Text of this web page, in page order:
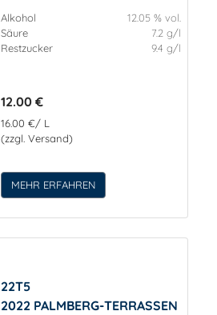
Alkohol
12.05 % vol.
Säure
7.2 g/l
Restzucker
9.4 g/l
12.00 €
16.00 €/ L
(zzgl. Versand)
MEHR ERFAHREN
22T5
2022 PALMBERG-TERRASSEN